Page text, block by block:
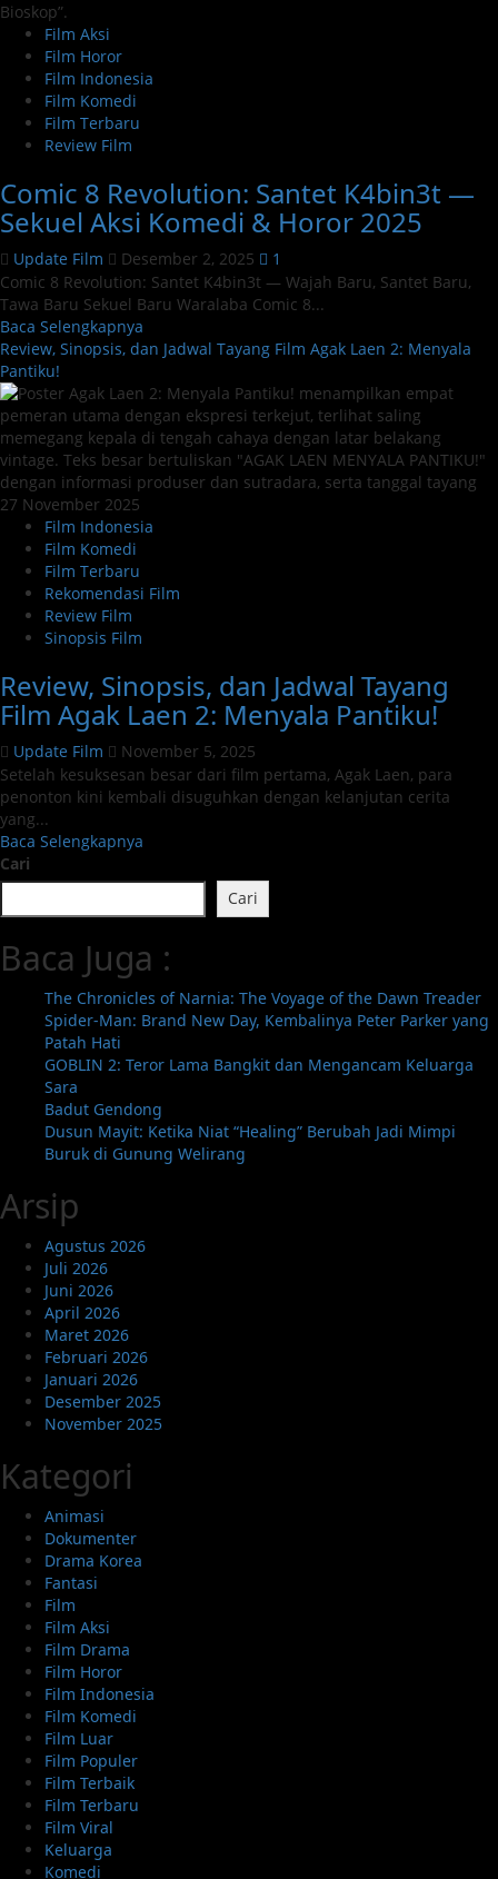
Komedi
Film Aksi
Film Horor
Film Indonesia
Film Komedi
Film Terbaru
Review Film
Comic 8 Revolution: Santet K4bin3t —
Sekuel Aksi Komedi & Horor 2025
Update Film Desember 2, 2025
1
Comic 8 Revolution: Santet K4bin3t — Wajah Baru, Santet Baru,
Tawa Baru Sekuel Baru Waralaba Comic 8...
Baca Selengkapnya
more
Comic
8
Revolution:
Santet
K4bin3t
Sekuel
&
Review, Sinopsis, dan Jadwal Tayang Film Agak Laen 2: Menyala
Pantiku!
Film Indonesia
Film Komedi
Film Terbaru
Rekomendasi Film
Review Film
Sinopsis Film
Review, Sinopsis, dan Jadwal Tayang
Film Agak Laen 2: Menyala Pantiku!
Update Film
November 5, 2025
Setelah kesuksesan besar dari film pertama, Agak Laen, para
penonton kini kembali disuguhkan dengan kelanjutan cerita
yang...
Baca Selengkapnya
about
dan
Jadwal
Tayang
Film
Laen
Menyala
Pantiku!
Cari
Cari
Baca Juga :
The Chronicles of Narnia: The Voyage of the Dawn Treader
Spider-Man: Brand New Day, Kembalinya Peter Parker yang
Patah Hati
GOBLIN 2: Teror Lama Bangkit dan Mengancam Keluarga
Sara
Badut Gendong
Dusun Mayit: Ketika Niat “Healing” Berubah Jadi Mimpi
Buruk di Gunung Welirang
Arsip
Agustus 2026
Juli 2026
Juni 2026
April 2026
Maret 2026
Februari 2026
Januari 2026
Desember 2025
November 2025
Kategori
Animasi
Dokumenter
Drama Korea
Fantasi
Film
Film Aksi
Film Drama
Film Horor
Film Indonesia
Film Komedi
Film Luar
Film Populer
Film Terbaik
Film Terbaru
Film Viral
Keluarga
Komedi